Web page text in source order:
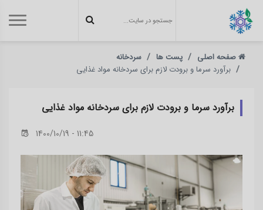
صفحه اصلی پست ها
سردخانه
برآورد سرما و برودت لازم برای سردخانه مواد غذایی
برآورد سرما و برودت لازم برای سردخانه مواد غذایی
1400/10/19 - 11:45